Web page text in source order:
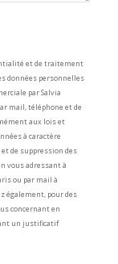
et de traitement
données personnelles
par Salvia
mail, téléphone et de
aux lois et
à caractère
de suppression des
vous adressant à
ou par mail à
également, pour des
concernant en
un justificatif